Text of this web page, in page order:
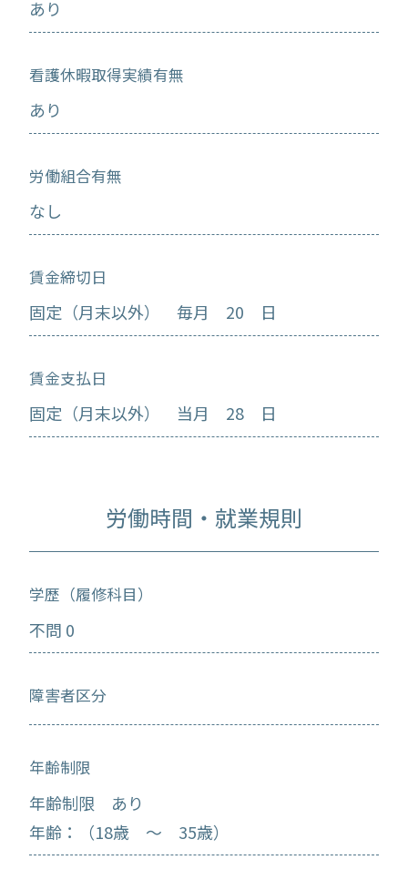
あり
看護休暇取得実績有無
あり
労働組合有無
なし
賃金締切日
固定（月末以外） 毎月 20 日
賃金支払日
固定（月末以外） 当月 28 日
労働時間・就業規則
学歴（履修科目）
不問 0
障害者区分
年齢制限
年齢制限 あり
年齢：（18歳 ～ 35歳）